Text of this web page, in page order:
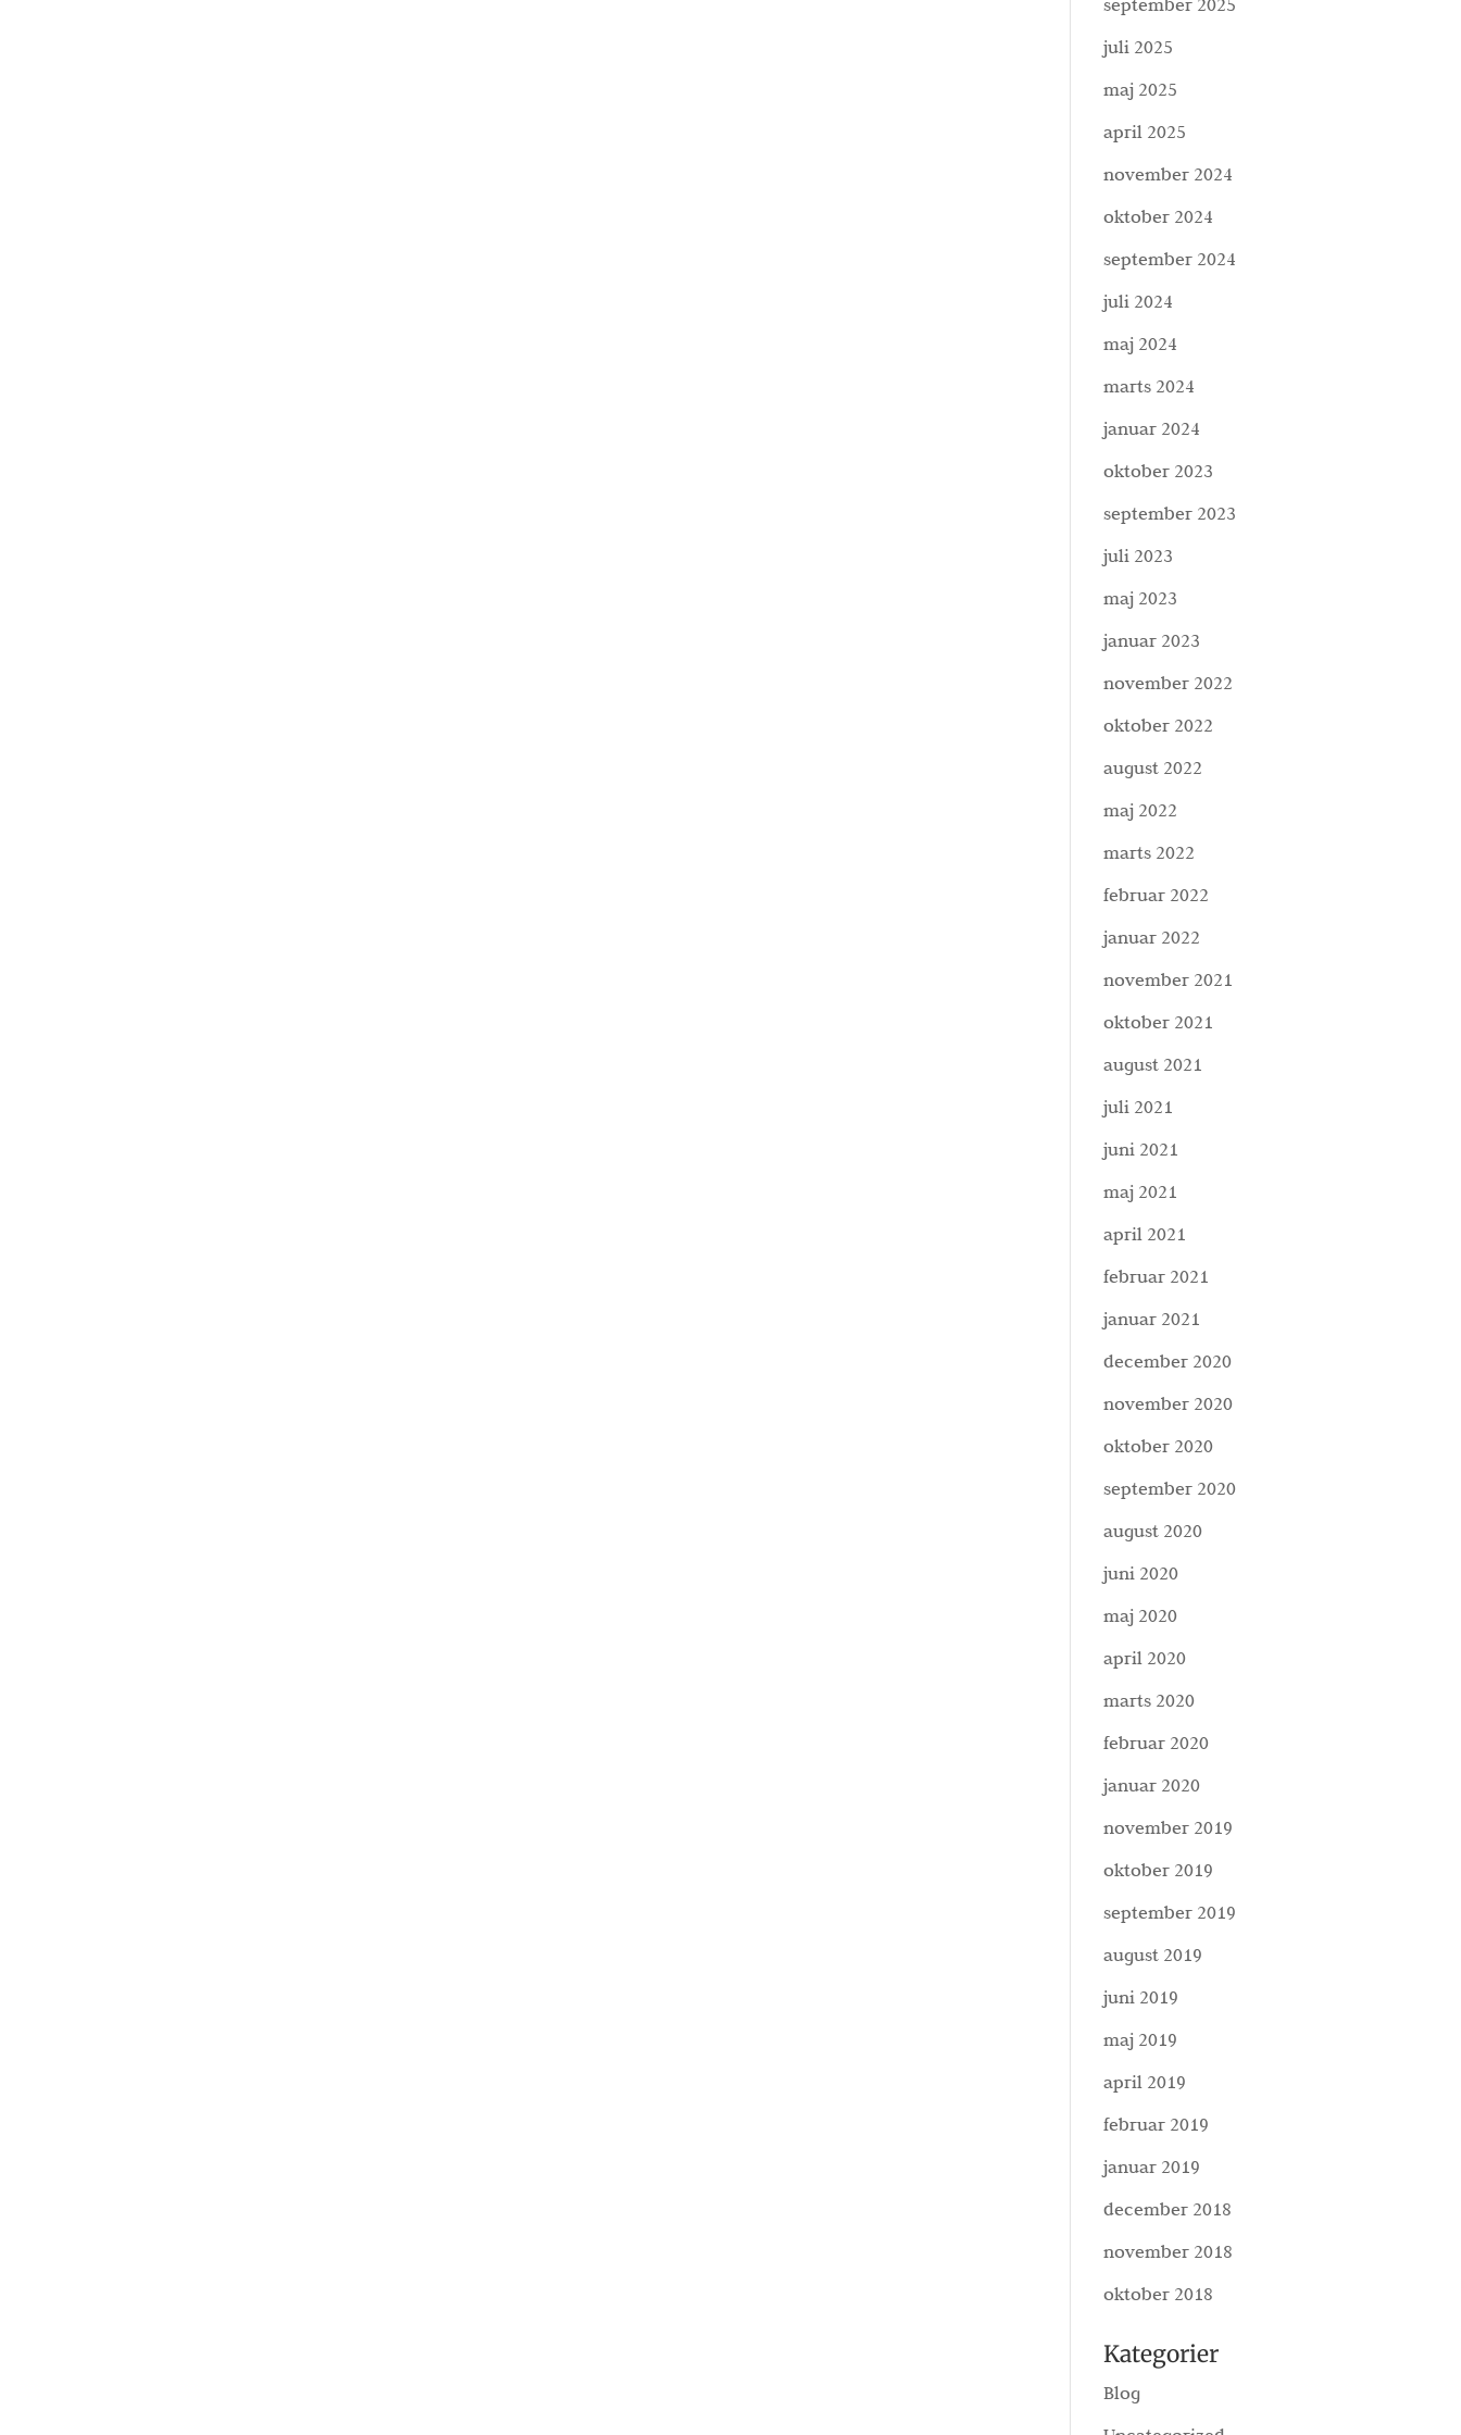
september 2025
juli 2025
maj 2025
april 2025
november 2024
oktober 2024
september 2024
juli 2024
maj 2024
marts 2024
januar 2024
oktober 2023
september 2023
juli 2023
maj 2023
januar 2023
november 2022
oktober 2022
august 2022
maj 2022
marts 2022
februar 2022
januar 2022
november 2021
oktober 2021
august 2021
juli 2021
juni 2021
maj 2021
april 2021
februar 2021
januar 2021
december 2020
november 2020
oktober 2020
september 2020
august 2020
juni 2020
maj 2020
april 2020
marts 2020
februar 2020
januar 2020
november 2019
oktober 2019
september 2019
august 2019
juni 2019
maj 2019
april 2019
februar 2019
januar 2019
december 2018
november 2018
oktober 2018
Kategorier
Blog